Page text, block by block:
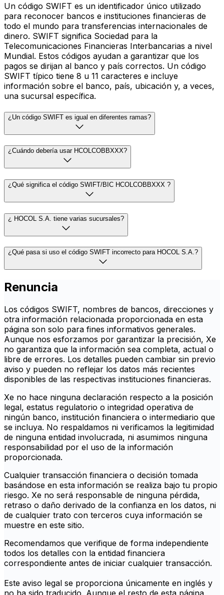
Un código SWIFT es un identificador único utilizado
para reconocer bancos e instituciones financieras de
todo el mundo para transferencias internacionales de
dinero. SWIFT significa Sociedad para la
Telecomunicaciones Financieras Interbancarias a nivel
Mundial. Estos códigos ayudan a garantizar que los
pagos se dirijan al banco y país correctos. Un código
SWIFT típico tiene 8 u 11 caracteres e incluye
información sobre el banco, país, ubicación y, a veces,
una sucursal específica.
¿Un código SWIFT es igual en diferentes ramas?
¿Cuándo debería usar HCOLCOBBXXX?
¿Qué significa el código SWIFT/BIC HCOLCOBBXXX ?
¿ HOCOL S.A. tiene varias sucursales?
¿Qué pasa si uso el código SWIFT incorrecto para HOCOL S.A.?
Renuncia
Los códigos SWIFT, nombres de bancos, direcciones y
otra información relacionada proporcionada en esta
página son solo para fines informativos generales.
Aunque nos esforzamos por garantizar la precisión, Xe
no garantiza que la información sea completa, actual o
libre de errores. Los detalles pueden cambiar sin previo
aviso y pueden no reflejar los datos más recientes
disponibles de las respectivas instituciones financieras.
Xe no hace ninguna declaración respecto a la posición
legal, estatus regulatorio o integridad operativa de
ningún banco, institución financiera o intermediario que
se incluya. No respaldamos ni verificamos la legitimidad
de ninguna entidad involucrada, ni asumimos ninguna
responsabilidad por el uso de la información
proporcionada.
Cualquier transacción financiera o decisión tomada
basándose en esta información se realiza bajo tu propio
riesgo. Xe no será responsable de ninguna pérdida,
retraso o daño derivado de la confianza en los datos, ni
de cualquier trato con terceros cuya información se
muestre en este sitio.
Recomendamos que verifique de forma independiente
todos los detalles con la entidad financiera
correspondiente antes de iniciar cualquier transacción.
Este aviso legal se proporciona únicamente en inglés y